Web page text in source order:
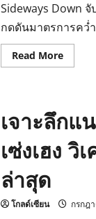
Sideways Down
กดดันมาตรการคว่
Read MoreRead
more
ทองคำ
วัน
นี้
วิเคราะห์
ทิศทาง
ทอง
เจาะลึกแ
เซ่งเฮง วิ
ล่าสุด
โกลด์เซียน กรกฎ